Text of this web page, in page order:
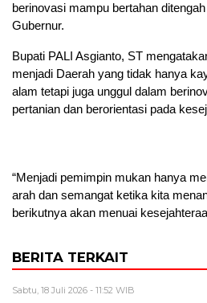
berinovasi mampu bertahan
Gubernur.
Bupati PALI Asgianto, ST
menjadi Daerah yang tidak hanya
alam tetapi juga unggul dalam
pertanian dan berorientasi pada
“Menjadi pemimpin mukan hanya
arah dan semangat ketika kita
berikutnya akan menuai
BERITA TERKAIT
Sabtu, 18 Juli 2026 - 11:52 WIB